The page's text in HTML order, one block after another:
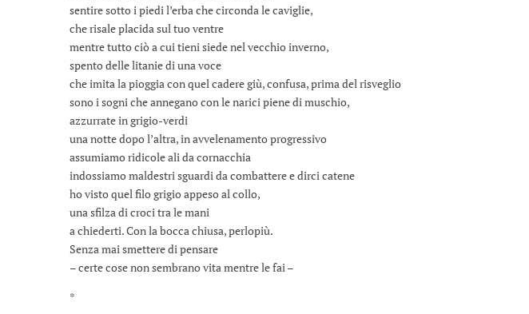
sentire sotto i piedi l’erba che circonda le caviglie,
che risale placida sul tuo ventre
mentre tutto ciò a cui tieni siede nel vecchio inverno,
spento delle litanie di una voce
che imita la pioggia con quel cadere giù, confusa, prima del risveglio
sono i sogni che annegano con le narici piene di muschio,
azzurrate in grigio-verdi
una notte dopo l’altra, in avvelenamento progressivo
assumiamo ridicole ali da cornacchia
indossiamo maldestri sguardi da combattere e dirci catene
ho visto quel filo grigio appeso al collo,
una sfilza di croci tra le mani
a chiederti. Con la bocca chiusa, perlopiù.
Senza mai smettere di pensare
– certe cose non sembrano vita mentre le fai –
*